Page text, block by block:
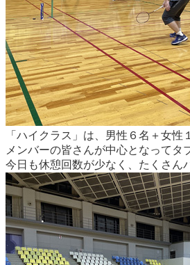
「ハイクラス」は、男性６名＋女
メンバーの皆さんが中心となって
今日も休憩回数が少なく、たくさん